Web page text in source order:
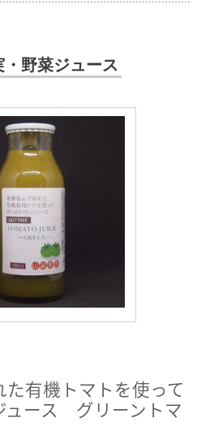
・野菜ジュース
有機トマトを使って
ュース グリーントマ